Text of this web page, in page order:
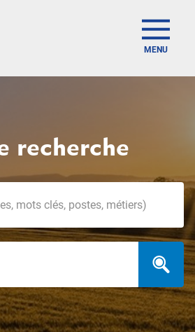
MENU
recherche